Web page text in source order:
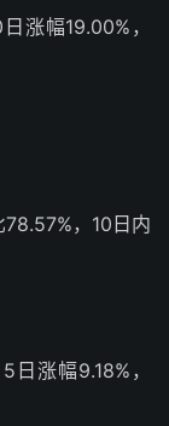
涨幅19.00%，
，10日内
涨幅9.18%，